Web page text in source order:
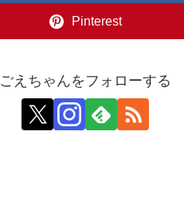
Pinterest
ごえちゃんをフォローする